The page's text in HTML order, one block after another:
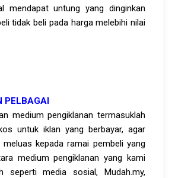
mendapat untung yang dinginkan
tidak beli pada harga melebihi nilai
PELBAGAI
medium pengiklanan termasuklah
untuk iklan yang berbayar, agar
kepada ramai pembeli yang
medium pengiklanan yang kami
seperti media sosial, Mudah.my,